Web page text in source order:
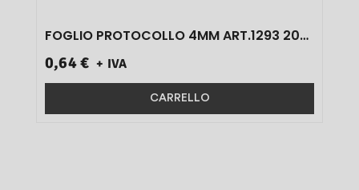
FOGLIO PROTOCOLLO 4MM ART.1293 20
0,64 € + IVA
CARRELLO